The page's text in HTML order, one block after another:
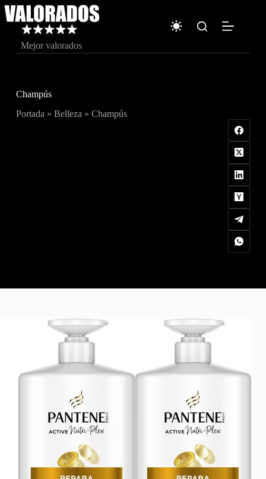
Saltar
al
contenido
Mejor valorados
Champús
Portada » Belleza » Champús